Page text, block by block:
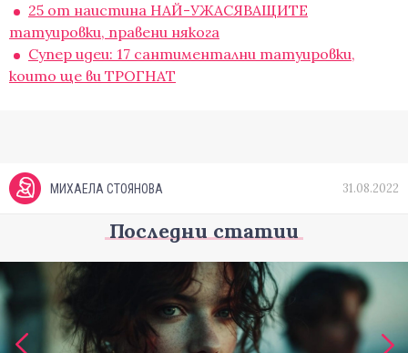
25 от наистина НАЙ-УЖАСЯВАЩИТЕ
татуировки, правени някога
Супер идеи: 17 сантиментални татуировки,
които ще ви ТРОГНАТ
МИХАЕЛА СТОЯНОВА 31.08.2022
Последни статии